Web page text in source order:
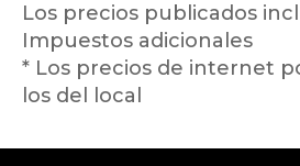
Los precios publicados
Impuestos adicionales
* Los precios de internet
los del local